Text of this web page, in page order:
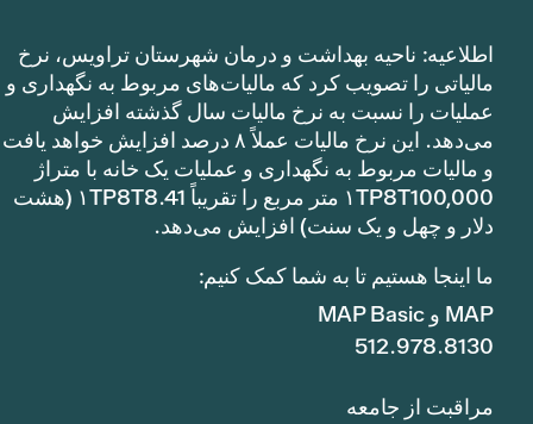
اطلاعیه: ناحیه بهداشت و درمان شهرستان تراویس، نرخ
مالیاتی را تصویب کرد که مالیات‌های مربوط به نگهداری و
عملیات را نسبت به نرخ مالیات سال گذشته افزایش
می‌دهد. این نرخ مالیات عملاً ۸ درصد افزایش خواهد یافت
و مالیات مربوط به نگهداری و عملیات یک خانه با متراژ
۱TP8T100,000 متر مربع را تقریباً ۱TP8T8.41 (هشت
دلار و چهل و یک سنت) افزایش می‌دهد.
ما اینجا هستیم تا به شما کمک کنیم:
MAP و MAP Basic
512.978.8130
مراقبت از جامعه